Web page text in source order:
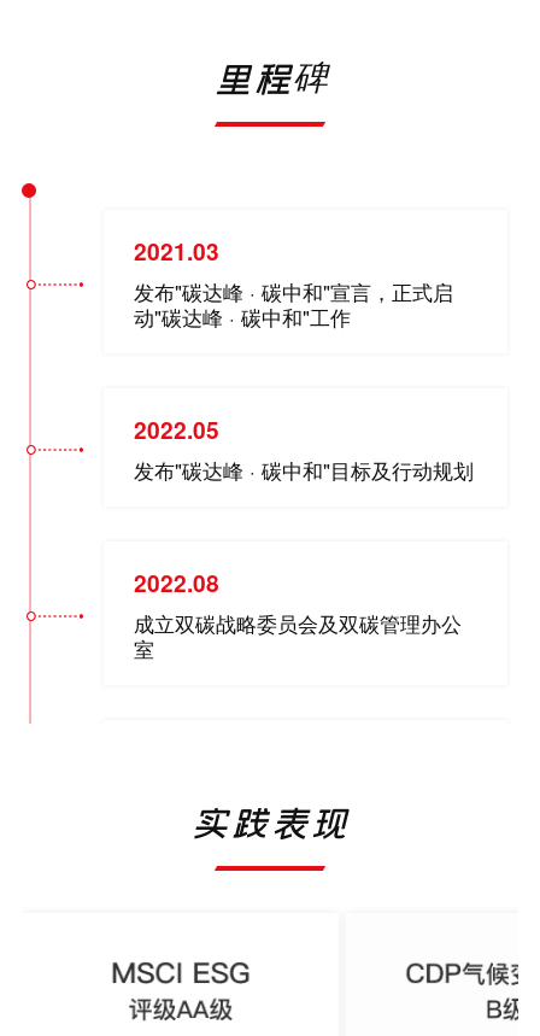
里程碑
2021.03
发布"碳达峰 · 碳中和"宣言，正式启
动"碳达峰 · 碳中和"工作
2022.05
发布"碳达峰 · 碳中和"目标及行动规划
2022.08
成立双碳战略委员会及双碳管理办公
室
升级设立可持续发展战略委员会、
ESG管理部
设立董事会战略与可持续发展委员会
实践表现